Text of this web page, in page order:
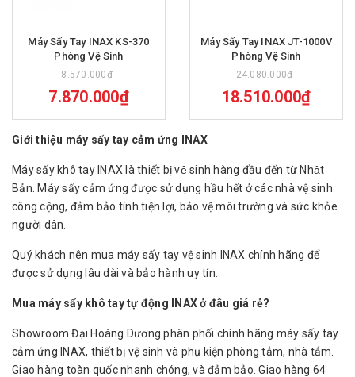
Máy Sấy Tay INAX KS-370
Phòng Vệ Sinh
8.570.000₫
7.870.000₫
Máy Sấy Tay INAX JT-1000V
Phòng Vệ Sinh
24.080.000₫
18.510.000₫
Giới thiệu máy sấy tay cảm ứng INAX
Máy sấy khô tay INAX là thiết bị vệ sinh hàng đầu đến từ Nhật
Bản. Máy sấy cảm ứng được sử dụng hầu hết ở các nhà vệ sinh
công cộng, đảm bảo tính tiện lợi, bảo vệ môi trường và sức khỏe
người dân.
Quý khách nên mua máy sấy tay vệ sinh INAX chính hãng để
được sử dụng lâu dài và bảo hành uy tín.
Mua máy sấy khô tay tự động INAX ở đâu giá rẻ?
Showroom Đại Hoàng Dương phân phối chính hãng máy sấy tay
cảm ứng INAX, thiết bị vệ sinh và phụ kiện phòng tắm, nhà tắm.
Giao hàng toàn quốc nhanh chóng, và đảm bảo. Giao hàng 64